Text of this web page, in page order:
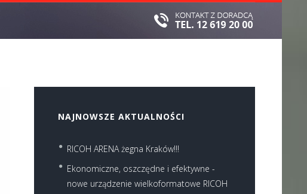
NAJNOWSZE AKTUALNOŚCI
RICOH ARENA żegna Kraków!!!
Ekonomiczne, oszczędne i efektywne -
nowe urządzenie wielkoformatowe RICOH